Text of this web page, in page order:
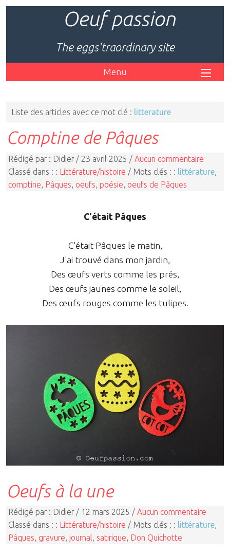
Oeuf passion
The eggs'traordinary site
Menu
Liste des articles avec ce mot clé : litterature
Comptine de Pâques
Rédigé par : Didier / 23 avril 2025 / Aucun commentaire
Classé dans : : Littérature/histoire / Mots clés : : littérature
comptine Pâques oeufs poésie oeufs de Pâques
C'était Pâques
C'était Pâques le matin,
J'ai trouvé dans mon jardin,
Des œufs verts comme les prés,
Des œufs jaunes comme le soleil,
Des œufs rouges comme les tulipes.
Oeufs à la une
Rédigé par : Didier / 12 mars 2025 / Aucun commentaire
Classé dans : : Littérature/histoire / Mots clés : : littérature,
Pâques, gravure, journal, satirique, Don Quichotte